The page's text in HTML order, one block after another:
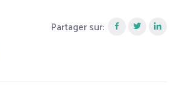
Partager sur: